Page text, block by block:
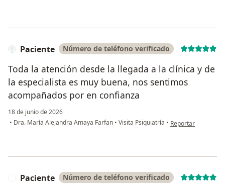
Paciente Número de teléfono verificado
Toda la atención desde la llegada a la clínica y de
la especialista es muy buena, nos sentimos
acompañados por en confianza
18 de junio de 2026
• Dra. María Alejandra Amaya Farfan • Visita Psiquiatría • en opinión del
Reportar
Paciente Número de teléfono verificado